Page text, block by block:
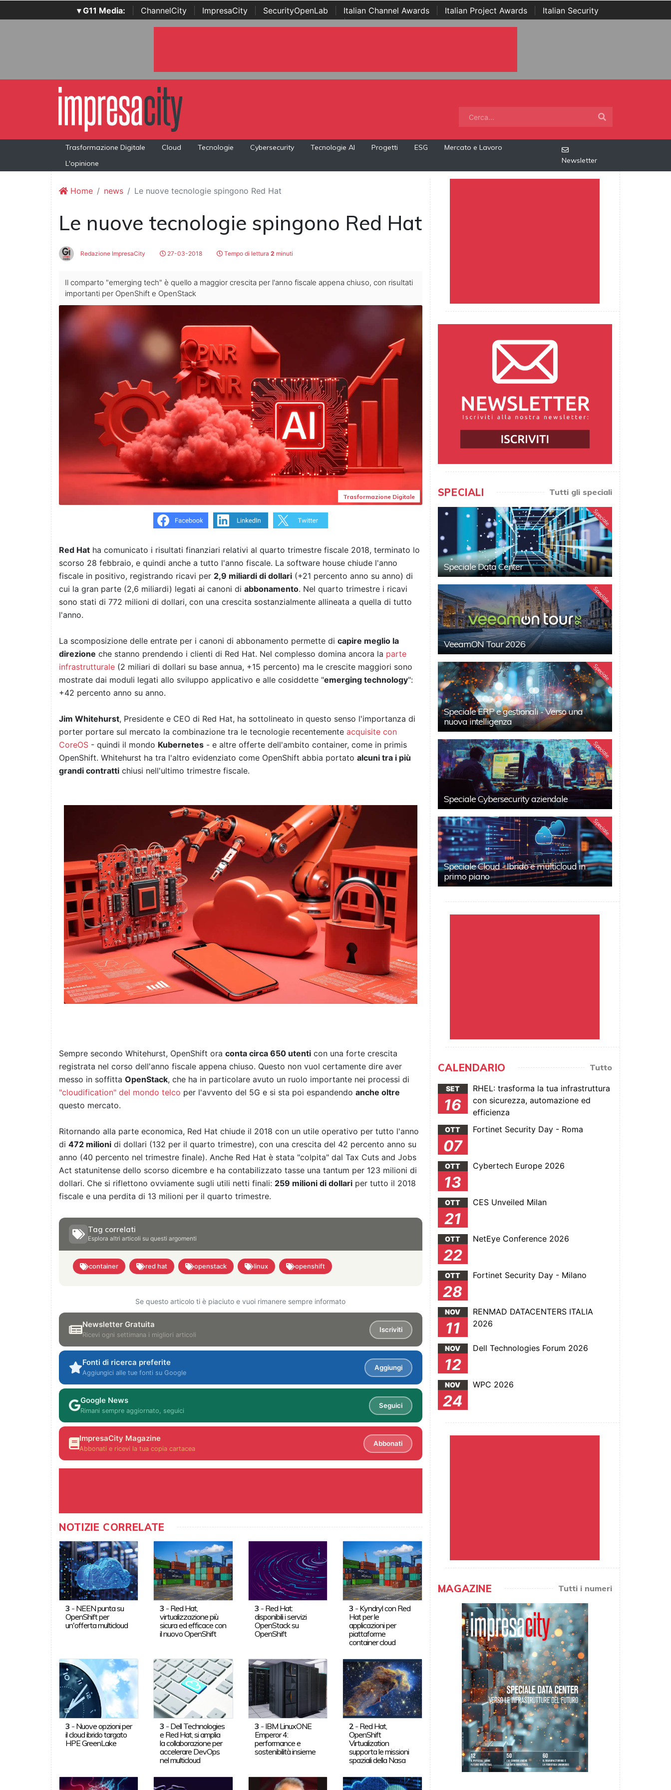
▾ G11 Media: ChannelCity ImpresaCity SecurityOpenLab Italian Channel Awards Italian Project Awards
Italian Security
Awards | ...
Trasformazione Digitale Cloud Tecnologie Cybersecurity Tecnologie AI Progetti ESG
Mercato e Lavoro
L'opinione
Newsletter
Home news Le nuove tecnologie spingono Red Hat
Le nuove tecnologie spingono Red Hat
Redazione ImpresaCity 27-03-2018 Tempo di lettura 2 minuti
Il comparto "emerging tech" è quello a maggior crescita per l'anno fiscale appena chiuso, con risultati
importanti per OpenShift e OpenStack
Trasformazione Digitale
Red Hat ha comunicato i risultati finanziari relativi al quarto trimestre fiscale 2018, terminato lo
scorso 28 febbraio, e quindi anche a tutto l'anno fiscale. La software house chiude l'anno
fiscale in positivo, registrando ricavi per 2,9 miliardi di dollari (+21 percento anno su anno) di
cui la gran parte (2,6 miliardi) legati ai canoni di abbonamento. Nel quarto trimestre i ricavi
sono stati di 772 milioni di dollari, con una crescita sostanzialmente allineata a quella di tutto
l'anno.
La scomposizione delle entrate per i canoni di abbonamento permette di capire meglio la
direzione che stanno prendendo i clienti di Red Hat. Nel complesso domina ancora la parte
infrastrutturale (2 miliari di dollari su base annua, +15 percento) ma le crescite maggiori sono
mostrate dai moduli legati allo sviluppo applicativo e alle cosiddette "emerging technology":
+42 percento anno su anno.
Jim Whitehurst, Presidente e CEO di Red Hat, ha sottolineato in questo senso l'importanza di
porter portare sul mercato la combinazione tra le tecnologie recentemente acquisite con
CoreOS - quindi il mondo Kubernetes - e altre offerte dell'ambito container, come in primis
OpenShift. Whitehurst ha tra l'altro evidenziato come OpenShift abbia portato alcuni tra i più
grandi contratti chiusi nell'ultimo trimestre fiscale.
Sempre secondo Whitehurst, OpenShift ora conta circa 650 utenti con una forte crescita
registrata nel corso dell'anno fiscale appena chiuso. Questo non vuol certamente dire aver
messo in soffitta OpenStack, che ha in particolare avuto un ruolo importante nei processi di
"cloudification" del mondo telco per l'avvento del 5G e si sta poi espandendo anche oltre
questo mercato.
Ritornando alla parte economica, Red Hat chiude il 2018 con un utile operativo per tutto l'anno
di 472 milioni di dollari (132 per il quarto trimestre), con una crescita del 42 percento anno su
anno (40 percento nel trimestre finale). Anche Red Hat è stata "colpita" dal Tax Cuts and Jobs
Act statunitense dello scorso dicembre e ha contabilizzato tasse una tantum per 123 milioni di
dollari. Che si riflettono ovviamente sugli utili netti finali: 259 milioni di dollari per tutto il 2018
fiscale e una perdita di 13 milioni per il quarto trimestre.
Tag correlati
Esplora altri articoli su questi argomenti
container red hat openstack linux openshift
Se questo articolo ti è piaciuto e vuoi rimanere sempre informato
Newsletter Gratuita
Ricevi ogni settimana i migliori articoli
Iscriviti
Fonti di ricerca preferite
Aggiungici alle tue fonti su Google
Aggiungi
Google News
Rimani sempre aggiornato, seguici
Seguici
ImpresaCity Magazine
Abbonati e ricevi la tua copia cartacea
Abbonati
NOTIZIE CORRELATE
3 - NEEN punta su
OpenShift per
un'offerta multicloud
3 - Red Hat,
virtualizzazione più
sicura ed efficace con
il nuovo OpenShift
3 - Red Hat:
disponibili i servizi
OpenStack su
OpenShift
3 - Kyndryl con Red
Hat per le
applicazioni per
piattaforme
container cloud
3 - Nuove opzioni per
il cloud ibrido targato
HPE GreenLake
3 - Dell Technologies
e Red Hat, si amplia
la collaborazione per
accelerare DevOps
nel multicloud
3 - IBM LinuxONE
Emperor 4:
performance e
sostenibilità insieme
2 - Red Hat,
OpenShift
Virtualization
supporta le missioni
spaziali della Nasa
SPECIALI Tutti gli speciali
Speciale
Speciale Data Center
Speciale
VeeamON Tour 2026
Speciale
Speciale ERP e gestionali - Verso una
nuova intelligenza
Speciale
Speciale Cybersecurity aziendale
Speciale
Speciale Cloud - Ibrido e multicloud in
primo piano
CALENDARIO Tutto
SET
16
RHEL: trasforma la tua infrastruttura
con sicurezza, automazione ed
efficienza
OTT
07
Fortinet Security Day - Roma
OTT
13
Cybertech Europe 2026
OTT
21
CES Unveiled Milan
OTT
22
NetEye Conference 2026
OTT
28
Fortinet Security Day - Milano
NOV
11
RENMAD DATACENTERS ITALIA
2026
NOV
12
Dell Technologies Forum 2026
NOV
24
WPC 2026
MAGAZINE Tutti i numeri